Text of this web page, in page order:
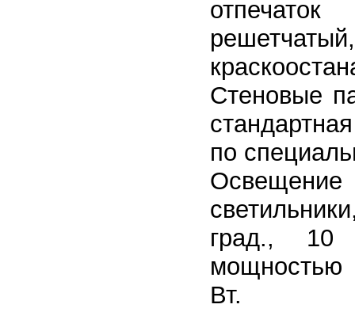
Стеновые
по
град., 10
мощностью
Вт.